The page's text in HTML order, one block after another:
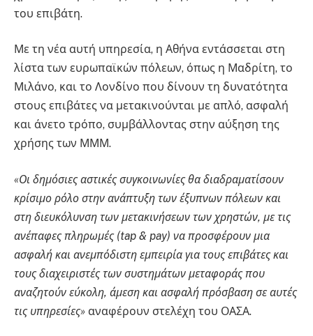
του επιβάτη.
Με τη νέα αυτή υπηρεσία, η Αθήνα εντάσσεται στη
λίστα των ευρωπαϊκών πόλεων, όπως η Μαδρίτη, το
Μιλάνο, και το Λονδίνο που δίνουν τη δυνατότητα
στους επιβάτες να μετακινούνται με απλό, ασφαλή
και άνετο τρόπο, συμβάλλοντας στην αύξηση της
χρήσης των ΜΜΜ.
«Οι δημόσιες αστικές συγκοινωνίες θα διαδραματίσουν
κρίσιμο ρόλο στην ανάπτυξη των έξυπνων πόλεων και
στη διευκόλυνση των μετακινήσεων των χρηστών, με τις
ανέπαφες πληρωμές (tap & pay) να προσφέρουν μια
ασφαλή και ανεμπόδιστη εμπειρία για τους επιβάτες και
τους διαχειριστές των συστημάτων μεταφοράς που
αναζητούν εύκολη, άμεση και ασφαλή πρόσβαση σε αυτές
τις υπηρεσίες» αναφέρουν στελέχη του ΟΑΣΑ.